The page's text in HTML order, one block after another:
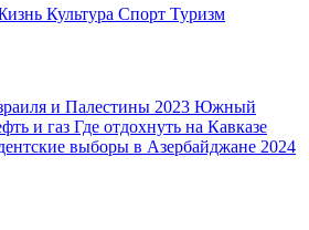
Культура Спорт Туризм
и Палестины 2023 Южный
и газ Где отдохнуть на Кавказе
выборы в Азербайджане 2024